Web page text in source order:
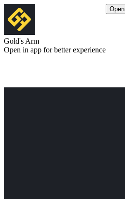
Gold's Arm
Open in app for better experience
Open